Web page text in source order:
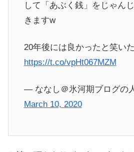
して「あぶく銭」をじゃん
きますw
20年後には良かったと笑い
https://t.co/vpHt067MZM
— ななし＠氷河期ブログの
March 10, 2020